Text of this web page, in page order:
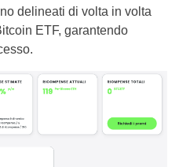
delineati di volta in volta
ETF, garantendo